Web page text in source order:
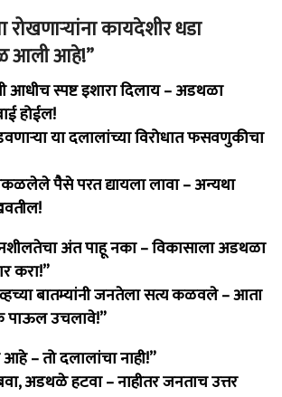
रोखणाऱ्यांना कायदेशीर धडा
आली आहे!”
आधीच स्पष्ट इशारा दिलाय – अडथळा
होईल!
या दलालांच्या विरोधात फसवणुकीचा
पैसे परत द्यायला लावा – अन्यथा
अंत पाहू नका – विकासाला अडथळा
करा!”
बातम्यांनी जनतेला सत्य कळवले – आता
पाऊल उचलावे!”
– तो दलालांचा नाही!”
अडथळे हटवा – नाहीतर जनताच उत्तर